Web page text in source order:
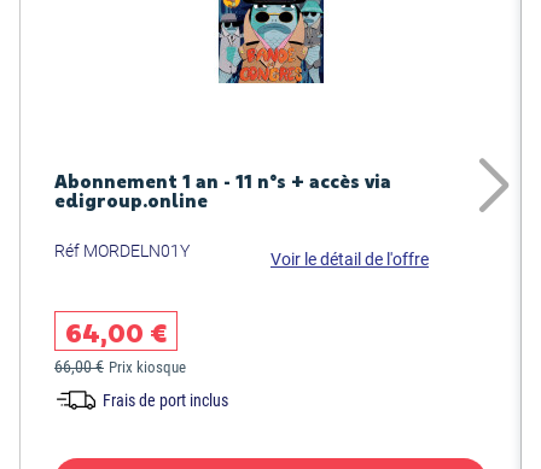
Abonnement 1 an - 11 n°s + accès via
edigroup.online
Réf MORDELN01Y Voir le détail de l'offre
64,00 €
66,00 € Prix kiosque
Frais de port inclus